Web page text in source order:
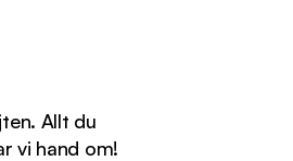
Allt du
vi hand om!